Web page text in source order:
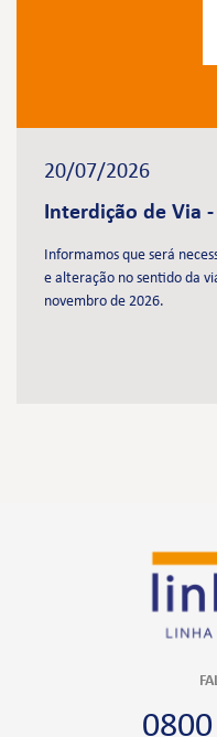
20/07/2026
Interdição de Via -
Informamos que será
e alteração no sentido da
novembro de 2026.